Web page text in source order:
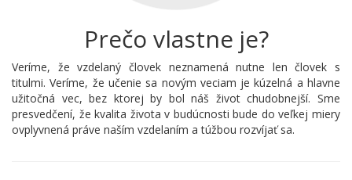
Prečo vlastne je?
Veríme, že vzdelaný človek neznamená nutne len človek s
titulmi. Veríme, že učenie sa novým veciam je kúzelná a hlavne
užitočná vec, bez ktorej by bol náš život chudobnejší. Sme
presvedčení, že kvalita života v budúcnosti bude do veľkej miery
ovplyvnená práve naším vzdelaním a túžbou rozvíjať sa.